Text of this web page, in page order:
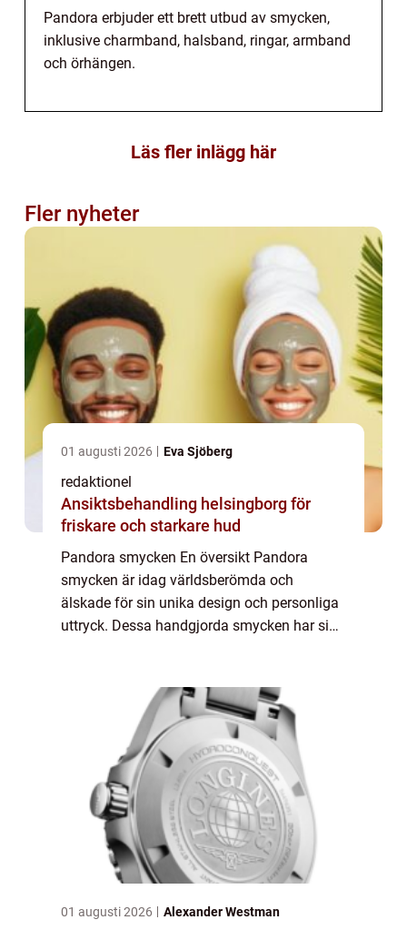
Pandora erbjuder ett brett utbud av smycken,
inklusive charmband, halsband, ringar, armband
och örhängen.
Läs fler inlägg här
Fler nyheter
01 augusti 2026 Eva Sjöberg
redaktionel
Ansiktsbehandling helsingborg för
friskare och starkare hud
Pandora smycken En översikt Pandora
smycken är idag världsberömda och
älskade för sin unika design och personliga
uttryck. Dessa handgjorda smycken har sin
01 augusti 2026 Alexander Westman